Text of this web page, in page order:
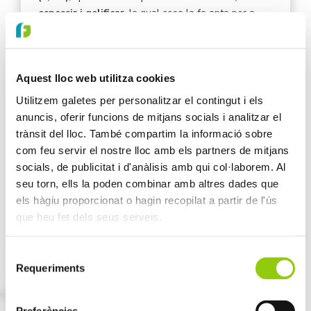
Aquest lloc web utilitza cookies
Utilitzem galetes per personalitzar el contingut i els
anuncis, oferir funcions de mitjans socials i analitzar el
trànsit del lloc. També compartim la informació sobre
com feu servir el nostre lloc amb els partners de mitjans
socials, de publicitat i d'anàlisis amb qui col·laborem. Al
seu torn, ells la poden combinar amb altres dades que
els hàgiu proporcionat o hagin recopilat a partir de l'ús
que heu fet dels seus serveis.
Requeriments
espessir i gelificar , la qual cosa la fa apta per a
l’ús eficient dels recursos, contribuint a reduir la
APLICACIONS
Forneria i pastisseriacom a substitut de l’ou i
millorar de la textura, en anàlegs carnis i lactis
les seves propietats de gelificació i espessiment, i
com a espessidor/aglutinant en diverses
preparacions
. També és clau per a l’
enriquiment
nutricional dels productes, aportant proteïnes i